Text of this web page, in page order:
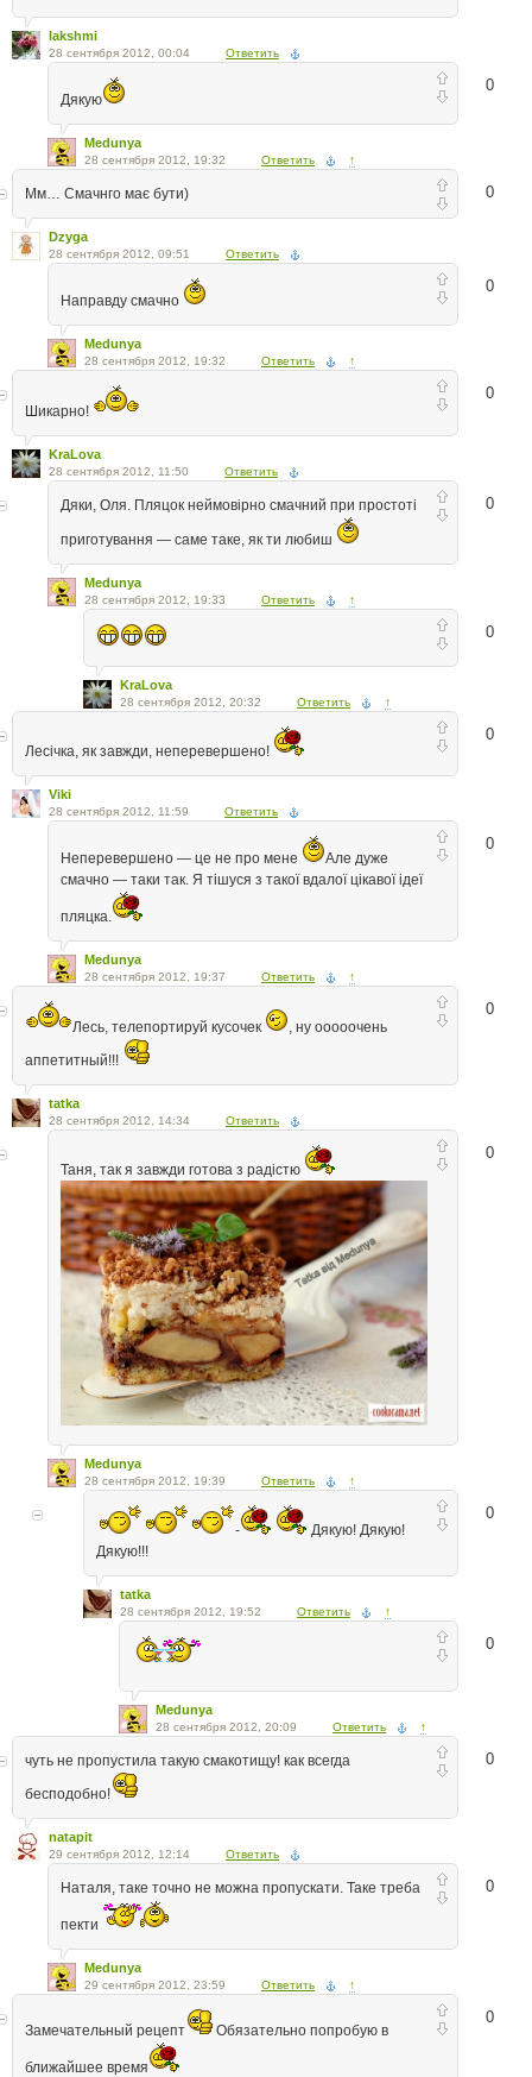
lakshmi
28 сентября 2012, 00:04 Ответить
0
Дякую
Medunya
28 сентября 2012, 19:32 Ответить ↑
0
Мм… Смачнго має бути)
Dzyga
28 сентября 2012, 09:51 Ответить
0
Направду смачно
Medunya
28 сентября 2012, 19:32 Ответить ↑
0
Шикарно!
KraLova
28 сентября 2012, 11:50 Ответить
0
Дяки, Оля. Пляцок неймовірно смачний при простоті
приготування — саме таке, як ти любиш
Medunya
28 сентября 2012, 19:33 Ответить ↑
0
KraLova
28 сентября 2012, 20:32 Ответить ↑
0
Лесічка, як завжди, неперевершено!
Viki
28 сентября 2012, 11:59 Ответить
0
Неперевершено — це не про мене
Але дуже
смачно — таки так. Я тішуся з такої вдалої цікавої ідеї
пляцка.
Medunya
28 сентября 2012, 19:37 Ответить ↑
0
Лесь, телепортируй кусочек
, ну ооооочень
аппетитный!!!
tatka
28 сентября 2012, 14:34 Ответить
0
Таня, так я завжди готова з радістю
Medunya
28 сентября 2012, 19:39 Ответить ↑
0
-
Дякую! Дякую!
Дякую!!!
tatka
28 сентября 2012, 19:52 Ответить ↑
0
Medunya
28 сентября 2012, 20:09 Ответить ↑
0
чуть не пропустила такую смакотищу! как всегда
бесподобно!
natapit
29 сентября 2012, 12:14 Ответить
0
Наталя, таке точно не можна пропускати. Таке треба
пекти
Medunya
29 сентября 2012, 23:59 Ответить ↑
0
Замечательный рецепт Обязательно попробую в
ближайшее время